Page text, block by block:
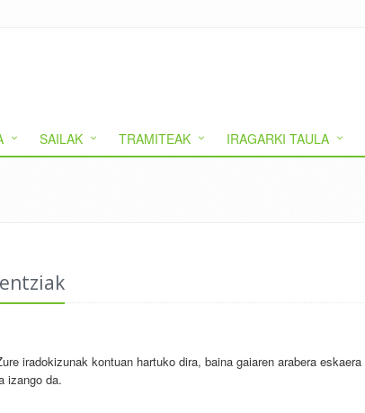
SAILAK TRAMITEAK IRAGARKI TAULA
iradokizunak kontuan hartuko dira, baina gaiaren arabera eskaera
izango da.